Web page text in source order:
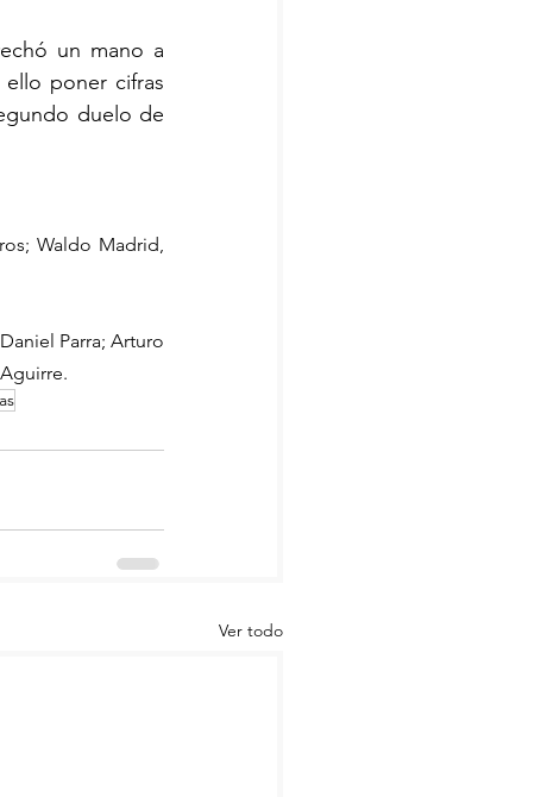
un mano a
poner cifras
duelo de
Waldo Madrid,
Parra; Arturo
Ver todo